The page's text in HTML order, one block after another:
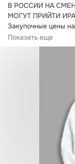
В РОССИИ НА
МОГУТ ПРИЙТИ
Закупочные цены
Однако дизайн...
Показать еще